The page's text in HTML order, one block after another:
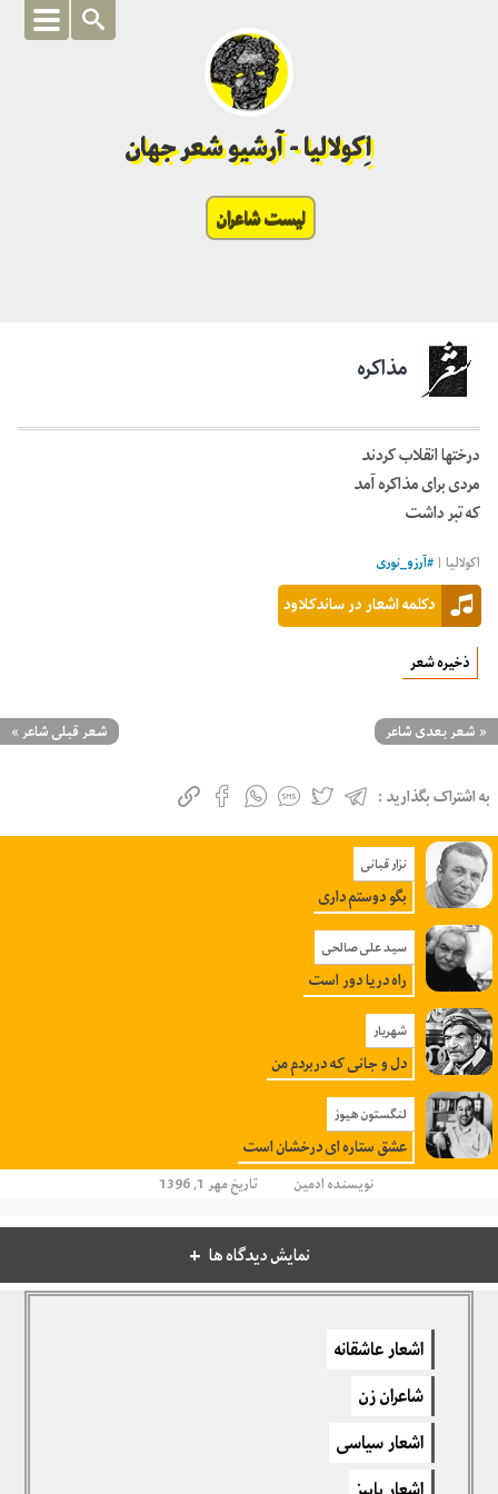
اِکولالیا - آرشیو شعر جهان
لیست شاعران
مذاکره
درخت­ها انقلاب کردند
مردی برای مذاکره آمد
که تبر داشت
اکولالیا | #آرزو_نوری
دکلمه اشعار در ساندکلاود
ذخیره شعر
« شعر بعدی شاعر شعر قبلی شاعر»
به اشتراک بگذارید :
نزار قبانی
بگو دوستم‌ داری‌
سید علی صالحی
راه دریا دور است
شهریار
دل و جانی که دربردم من
لنگستون هیوز
عشق ستاره ای درخشان است
نویسندهادمین تاریخ مهر 1, 1396
نمایش دیدگاه ها
دیدگاهتان را بنویسید
برای نوشتن دیدگاه باید
اشعار عاشقانه
شاعران زن
اشعار سیاسی